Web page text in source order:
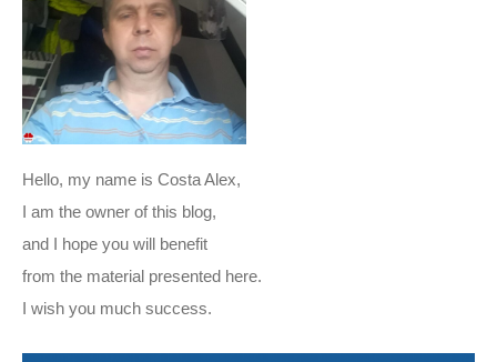
Hello, my name is Costa Alex,
I am the owner of this blog,
and I hope you will benefit
from the material presented here.
I wish you much success.